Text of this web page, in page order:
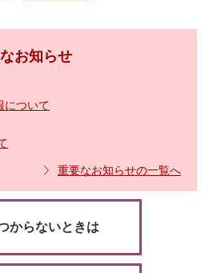
お知らせ
について
重要なお知らせの一覧へ
からないときは